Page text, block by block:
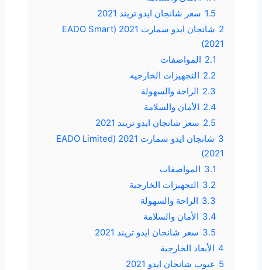
1.5 سعر شانجان ايدو تريند 2021
2
شانجان ايدو سمارت 2021 (EADO Smart
2021)
2.1 المواصفات
2.2 التجهيزات الخارجية
2.3 الراحة والسهولة
2.4 الأمان والسلامة
2.5 سعر شانجان ايدو تريند 2021
3
شانجان ايدو سمارت 2021 (EADO Limited
2021)
3.1 المواصفات
3.2 التجهيزات الخارجية
3.3 الراحة والسهولة
3.4 الأمان والسلامة
3.5 سعر شانجان ايدو تريند 2021
4 الأبعاد الخارجية
5 عيوب شانجان ايدو 2021